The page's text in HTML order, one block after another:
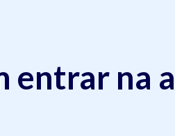
entrar na